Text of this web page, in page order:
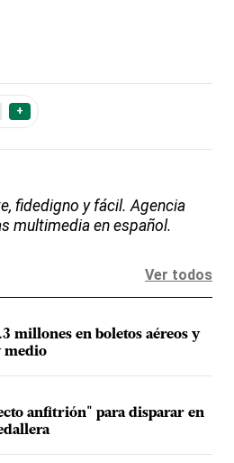
+
fidedigno y fácil. Agencia
multimedia en español.
Ver todos
millones en boletos aéreos y
medio
anfitrión" para disparar en